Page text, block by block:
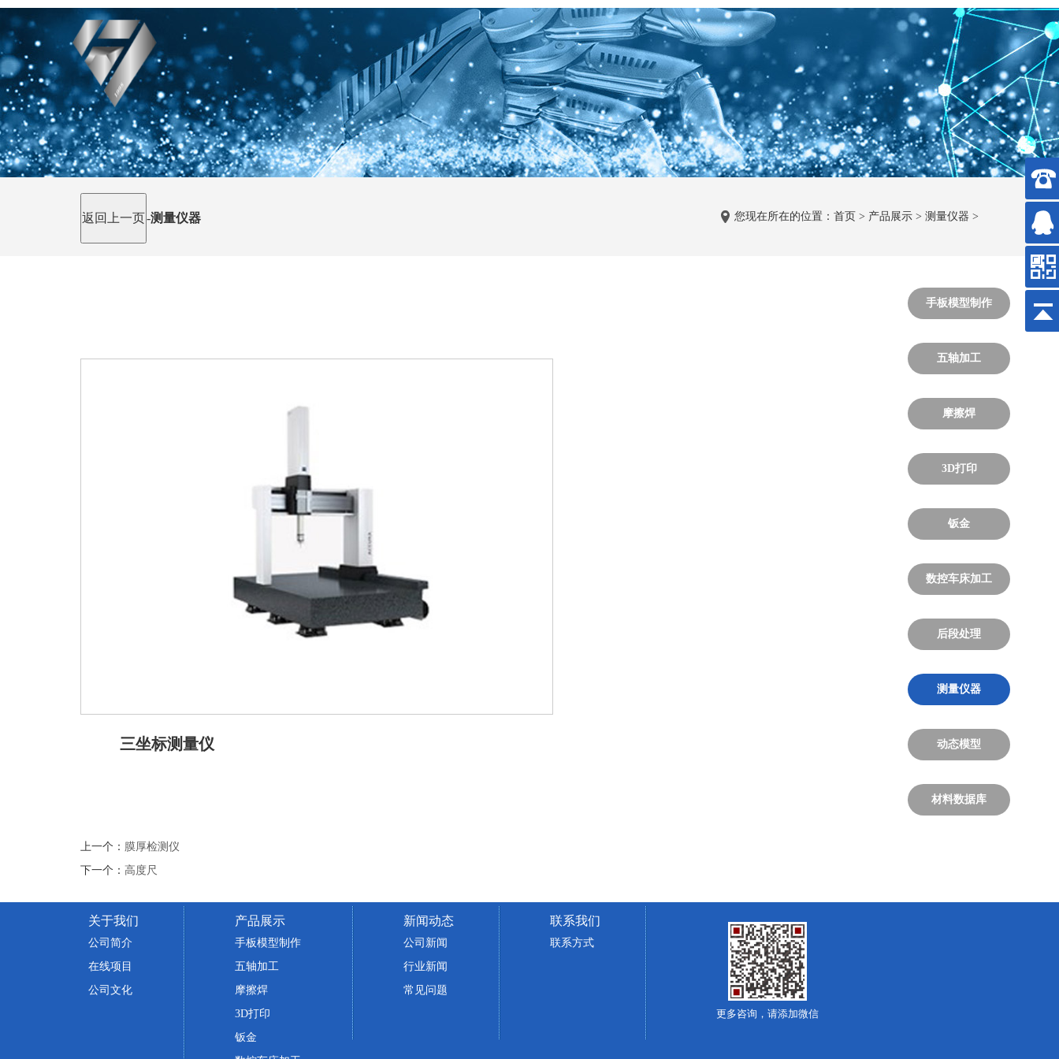
-测量仪器 您现在所在的位置： 首页 > 产品展示 > 测量仪器 >
手板模型制作
五轴加工
摩擦焊
3D打印
钣金
数控车床加工
后段处理
测量仪器
动态模型
材料数据库
三坐标测量仪
上一个： 膜厚检测仪
下一个： 高度尺
关于我们
公司简介
在线项目
公司文化
产品展示
手板模型制作
五轴加工
摩擦焊
3D打印
钣金
新闻动态
公司新闻
行业新闻
常见问题
联系我们
联系方式
更多咨询，请添加微信